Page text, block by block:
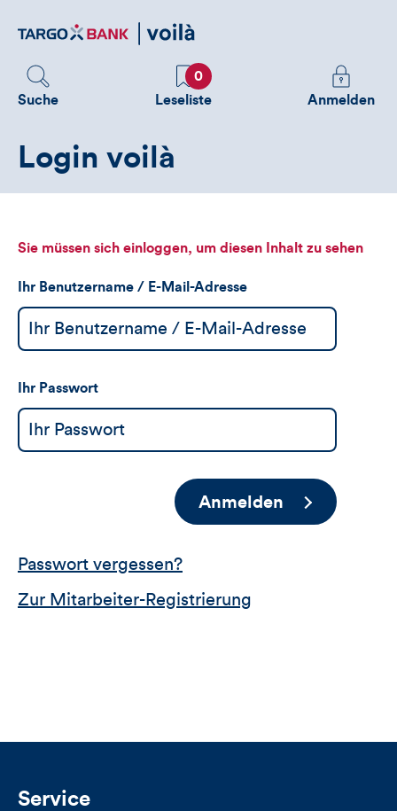
zum
Suche
Favoriten
0
Leseliste
Melden
Sie
sehen
Anmelden
Login voilà
Sie müssen sich einloggen, um diesen Inhalt zu sehen
Ihr Benutzername / E-Mail-Adresse
Ihr Passwort
Anmelden
Passwort vergessen?
Zur Mitarbeiter-Registrierung
Service